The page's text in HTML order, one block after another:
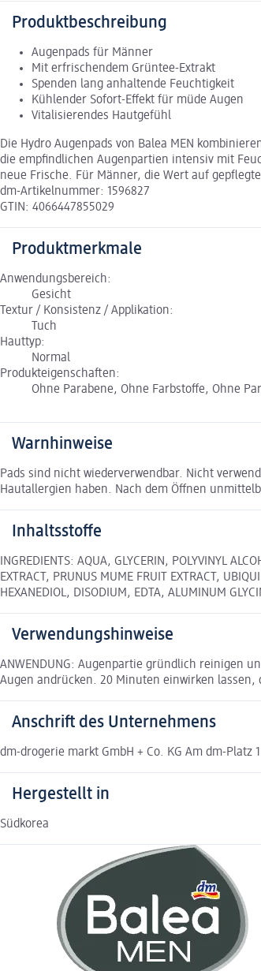
Produktbeschreibung
Augenpads für Männer
Mit erfrischendem Grüntee-Extrakt
Spenden lang anhaltende Feuchtigkeit
Kühlender Sofort-Effekt für müde Augen
Vitalisierendes Hautgefühl
Die Hydro Augenpads von Balea MEN
die empfindlichen Augenpartien intensiv mit
neue Frische. Für Männer, die Wert auf
dm-Artikelnummer: 1596827
GTIN: 4066447855029
Produktmerkmale
Anwendungsbereich:
Gesicht
Textur / Konsistenz / Applikation:
Tuch
Hauttyp:
Normal
Produkteigenschaften:
Ohne Parabene, Ohne Farbstoffe, Ohne
Warnhinweise
Pads sind nicht wiederverwendbar. Nicht
Hautallergien haben. Nach dem Öffnen
Inhaltsstoffe
INGREDIENTS: AQUA, GLYCERIN, POLYVINYL
EXTRACT, PRUNUS MUME FRUIT EXTRACT,
HEXANEDIOL, DISODIUM, EDTA, ALUMINUM
Verwendungshinweise
ANWENDUNG: Augenpartie gründlich reinigen
Augen andrücken. 20 Minuten einwirken lassen,
Anschrift des Unternehmens
dm-drogerie markt GmbH + Co. KG Am dm-Platz
Hergestellt in
Südkorea